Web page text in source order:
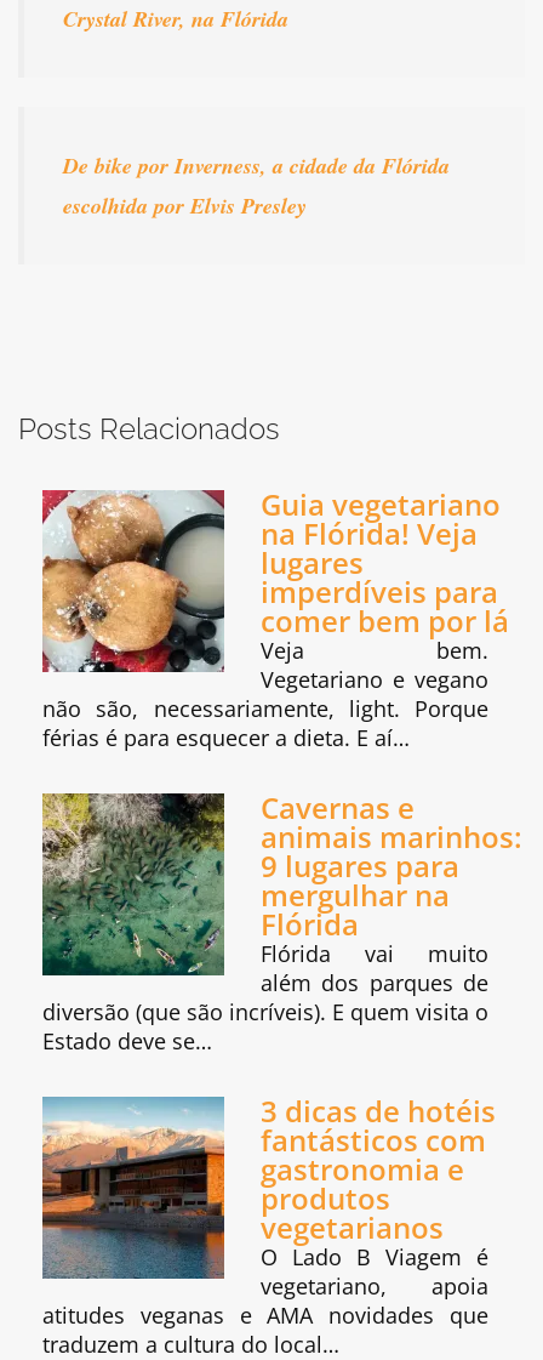
Crystal River, na Flórida
De bike por Inverness, a cidade da Flórida
escolhida por Elvis Presley
Posts Relacionados
Guia vegetariano
na Flórida! Veja
lugares
imperdíveis para
comer bem por lá
Veja bem.
Vegetariano e vegano
não são, necessariamente, light. Porque
férias é para esquecer a dieta. E aí…
Cavernas e
animais marinhos:
9 lugares para
mergulhar na
Flórida
Flórida vai muito
além dos parques de
diversão (que são incríveis). E quem visita o
Estado deve se…
3 dicas de hotéis
fantásticos com
gastronomia e
produtos
vegetarianos
O Lado B Viagem é
vegetariano, apoia
atitudes veganas e AMA novidades que
traduzem a cultura do local…